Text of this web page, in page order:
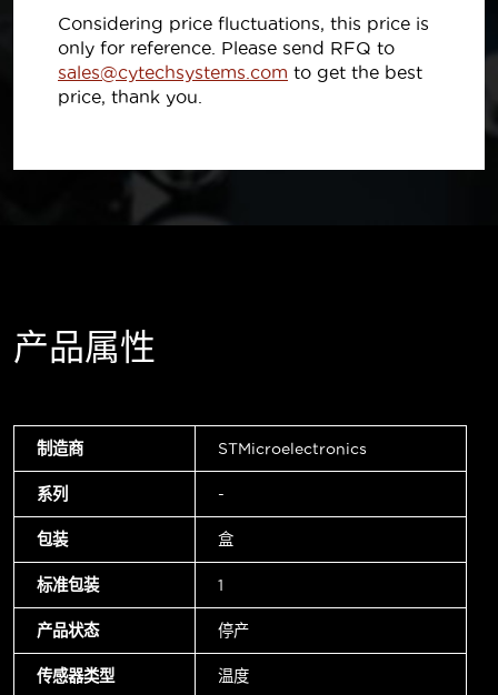
Considering price fluctuations, this price is
only for reference. Please send RFQ to
sales@cytechsystems.com to get the best
price, thank you.
产品属性
制造商 STMicroelectronics
系列 -
包装 盒
标准包装 1
产品状态 停产
传感器类型 温度